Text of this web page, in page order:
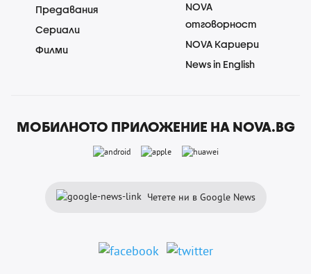
Предавания
Сериали
Филми
NOVA
отговорност
NOVA Кариери
News in English
МОБИЛНОТО ПРИЛОЖЕНИЕ НА NOVA.BG
Четете ни в Google News